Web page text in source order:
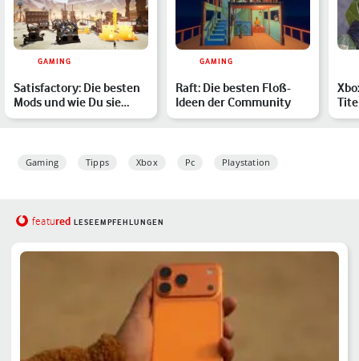
GAMING
Satisfactory: Die besten
Mods und wie Du sie
installierst
GAMING
Raft: Die besten Floß-
Ideen der Community
Gaming Tipps Xbox Pc Playstation
featured LESEEMPFEHLUNGEN